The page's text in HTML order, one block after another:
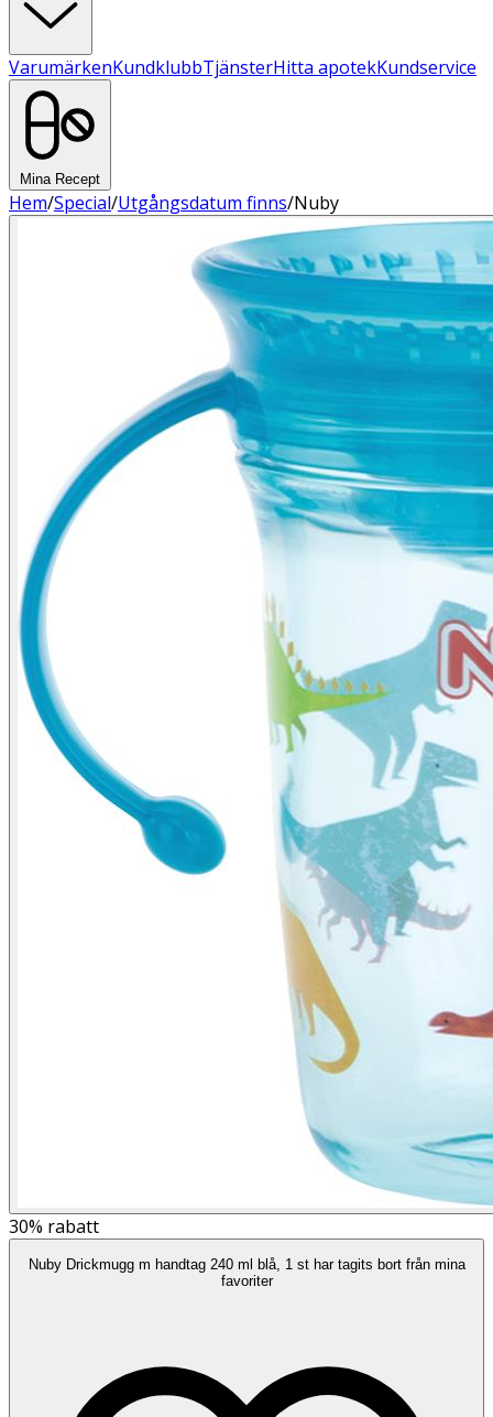
VarumärkenKundklubbTjänsterHitta apotekKundservice
Mina Recept
Hem/Special/Utgångsdatum finns/Nuby
30% rabatt
Nuby Drickmugg m handtag 240 ml blå, 1 st har tagits bort från mina
favoriter